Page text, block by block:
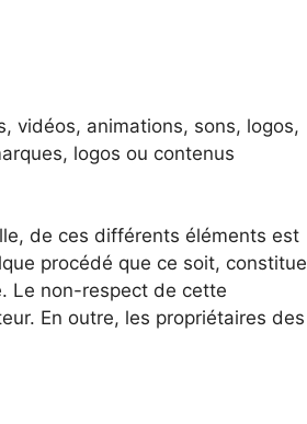
vidéos, animations, sons, logos,
logos ou contenus
de ces différents éléments est
procédé que ce soit, constitue
Le non-respect de cette
En outre, les propriétaires des